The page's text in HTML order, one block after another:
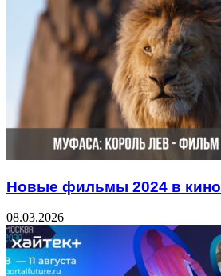
Новые фильмы 2024 в кино
08.03.2026